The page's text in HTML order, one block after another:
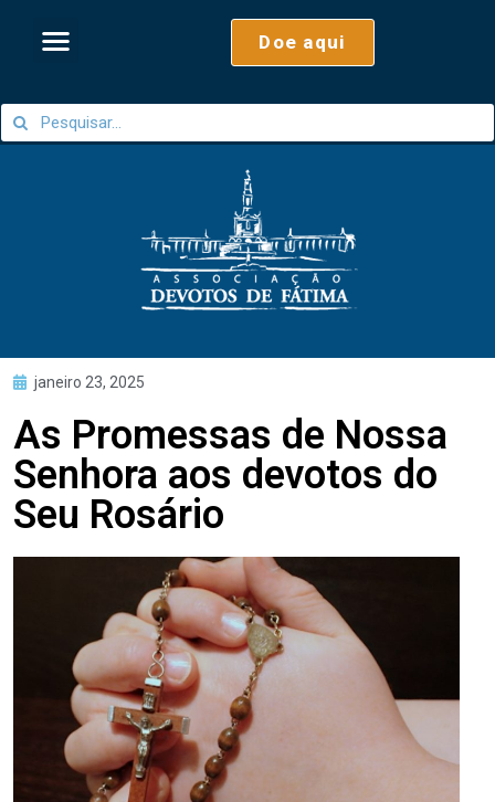
Doe aqui
janeiro 23, 2025
As Promessas de Nossa
Senhora aos devotos do
Seu Rosário